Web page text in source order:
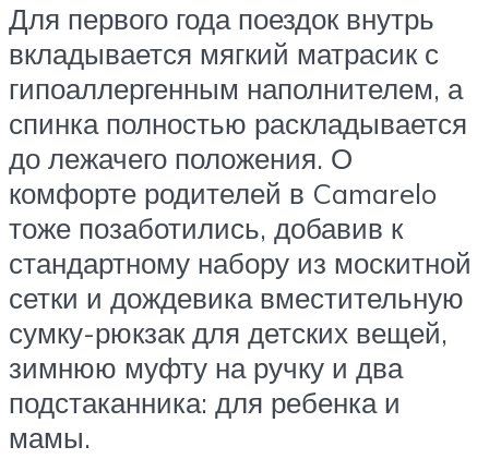
Для первого года поездок внутрь
вкладывается мягкий матрасик с
гипоаллергенным наполнителем, а
спинка полностью раскладывается
до лежачего положения. О
комфорте родителей в Camarelo
тоже позаботились, добавив к
стандартному набору из москитной
сетки и дождевика вместительную
сумку-рюкзак для детских вещей,
зимнюю муфту на ручку и два
подстаканника: для ребенка и
мамы.